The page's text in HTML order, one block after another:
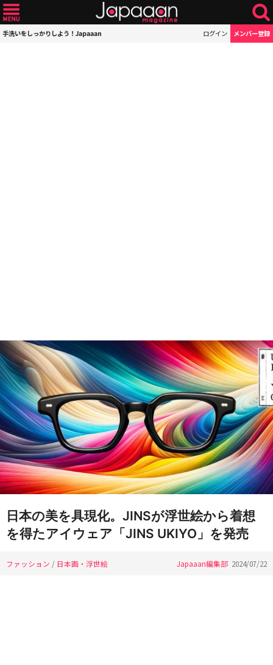
手洗いをしっかりしよう！Japaaan ログイン メンバー登録
日本の美を具現化。JINSが浮世絵から着想
を得たアイウェア「JINS UKIYO」を発売
ファッション / 日本画・浮世絵 Japaaan編集部 2024/07/22